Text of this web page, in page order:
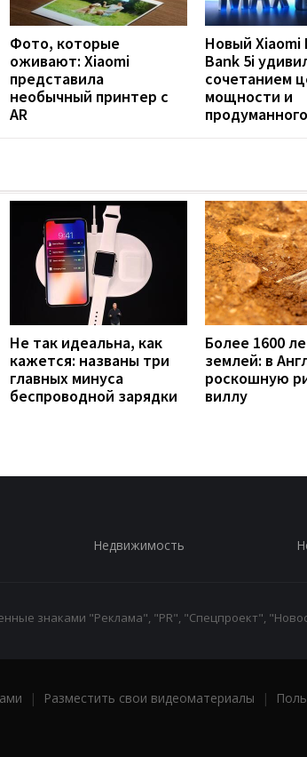
Фото, которые
оживают: Xiaomi
представила
необычный принтер с
AR
Новый Xiaomi
Bank 5i
сочетанием
мощности и
Не так идеальна, как
кажется: названы три
главных минуса
беспроводной зарядки
Более 1600
землей: в
роскошную
виллу
Недвижимость
знаками "Реклама", "PR", "Спецпроект",
| Разместить свои видеоматериалы |